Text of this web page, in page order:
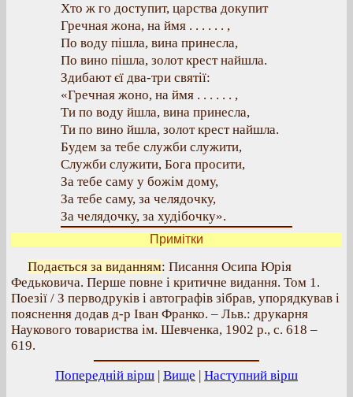
Хто ж го доступит, царства докупит
Гречная жона, на ймя . . . . . . ,
По воду пішла, вина принесла,
По вино пішла, золот крест найшла.
Здибают єї два-три святії:
«Гречная жоно, на ймя . . . . . . ,
Ти по воду йшла, вина принесла,
Ти по вино йшла, золот крест найшла.
Будем за тебе служби служити,
Служби служити, Бога просити,
За тебе саму у божім дому,
За тебе саму, за челядочку,
За челядочку, за худібочку».
Примітки
Подається за виданням: Писання Осипа Юрія
Федьковича. Перше повне і критичне видання. Том 1.
Поезії / З перводруків і автографів зібрав, упорядкував і
пояснення додав д-р Іван Франко. – Льв.: друкарня
Наукового товариства ім. Шевченка, 1902 р., с. 618 –
619.
Попередній вірш | Вище | Наступний вірш